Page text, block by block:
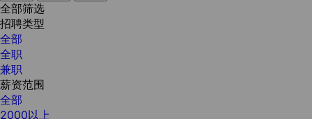
全部筛选
招聘类型
全部
全职
兼职
薪资范围
全部
2000以上